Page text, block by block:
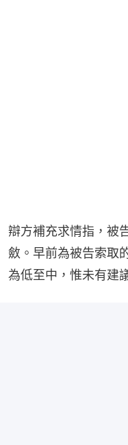
辯方補充求情指，被
斂。早前為被告索取
為低至中，惟未有建